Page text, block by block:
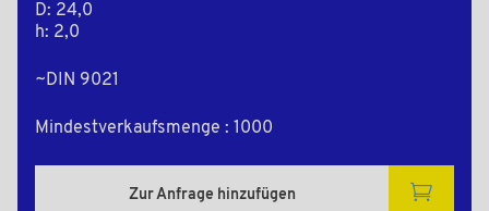
D: 24,0
h: 2,0
~DIN 9021
Mindestverkaufsmenge : 1000
Zur Anfrage hinzufügen